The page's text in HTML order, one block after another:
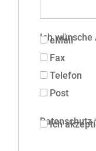
Ich wünsche
eMail
Fax
Telefon
Post
Datenschutz
Ich